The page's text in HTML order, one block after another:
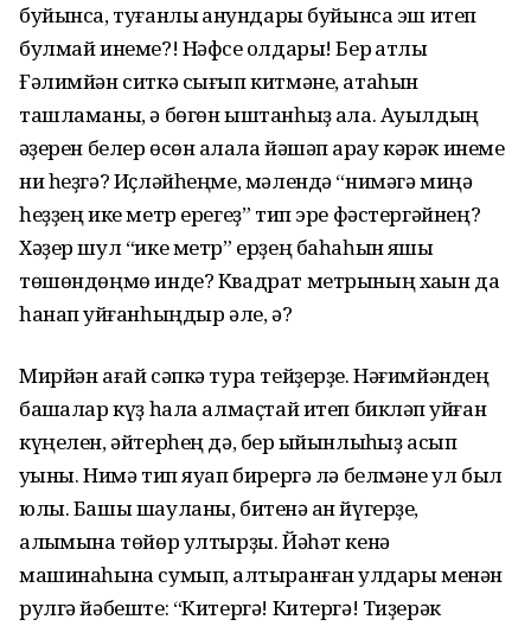
буйынса, туғанлыҡ ҡанундары буйынса эш итеп
булмай инеме?! Нәфсе ҡолдары! Бер ҡатлы
Ғәлимйән ситкә сығып китмәне, атаһын
ташламаны, ә бөгөн ыштанһыҙ ҡала. Ауылдың
ҡәҙерен белер өсөн ҡалала йәшәп ҡарау кәрәк инеме
ни һеҙгә? Иҫләйһеңме, мәлендә “нимәгә миңә
һеҙҙең ике метр ерегеҙ” тип эре фәстергәйнең?
Хәҙер шул “ике метр” ерҙең баһаһын яҡшы
төшөндөңмө инде? Квадрат метрының хаҡын да
һанап ҡуйғанһыңдыр әле, ә?
Мирйән ағай сәпкә тура тейҙерҙе. Нәғимйәндең
башҡалар күҙ һала алмаҫтай итеп бикләп ҡуйған
күңелен, әйтерһең дә, бер ҡыйынлыҡһыҙ асып
уҡыны. Нимә тип яуап бирергә лә белмәне ул был
юлы. Башы шауланы, битенә ҡан йүгерҙе,
алҡымына төйөр ултырҙы. Йәһәт кенә
машинаһына сумып, ҡалтыранған ҡулдары менән
рулгә йәбеште: “Китергә! Китергә! Тиҙерәк